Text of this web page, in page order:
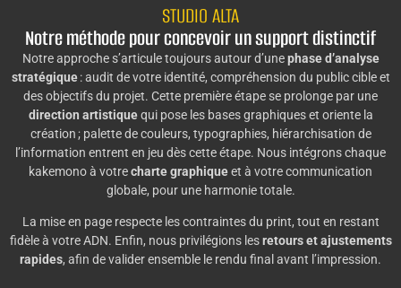
STUDIO ALTA
Notre méthode pour concevoir un support distinctif
Notre approche s’articule toujours autour d’unephase d’analyse
stratégique: audit de votre identité, compréhension du public cible et
des objectifs du projet. Cette première étape se prolonge par une
direction artistiquequi pose les bases graphiques et oriente la
création ; palette de couleurs, typographies, hiérarchisation de
l’information entrent en jeu dès cette étape. Nous intégrons chaque
kakemono à votrecharte graphiqueet à votre communication
globale, pour une harmonie totale.
La mise en page respecte les contraintes du print, tout en restant
fidèle à votre ADN. Enfin, nous privilégions lesretours et ajustements
rapides, afin de valider ensemble le rendu final avant l’impression.